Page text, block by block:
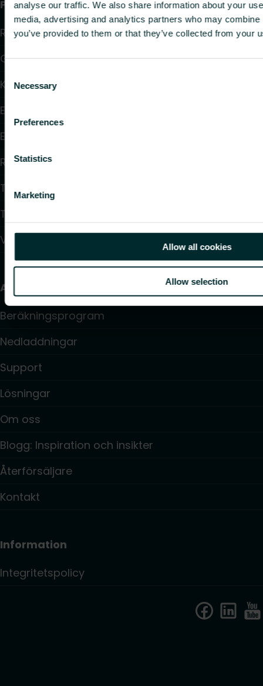
analyse our traffic. We also share information about your
media, advertising and analytics partners who may
you’ve provided to them or that they’ve collected from your
Selection
Necessary
Preferences
Statistics
Marketing
Allow all cookies
Allow selection
Produkter
Radiatorer
Golvvärme och golvkylning
Konvektorer och fläktkonvektorer
Elektrisk uppvärmning
Elektronisk styrning
Reglering
Tappvattensystem
Takvärmesystem
Värmepumpar
Användbara länkar
Beräkningsprogram
Nedladdningar
Support
Lösningar
Om oss
Blogg: Inspiration och insikter
Återförsäljare
Kontakt
Information
Integritetspolicy